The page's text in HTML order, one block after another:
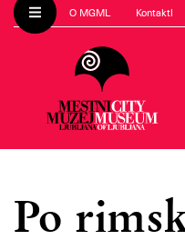
O MGML Kontakti
Po